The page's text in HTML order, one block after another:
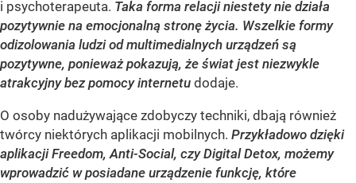
i psychoterapeuta. Taka forma relacji niestety nie działa
pozytywnie na emocjonalną stronę życia. Wszelkie formy
odizolowania ludzi od multimedialnych urządzeń są
pozytywne, ponieważ pokazują, że świat jest niezwykle
atrakcyjny bez pomocy internetu dodaje.
O osoby nadużywające zdobyczy techniki, dbają również
twórcy niektórych aplikacji mobilnych. Przykładowo dzięki
aplikacji Freedom, Anti-Social, czy Digital Detox, możemy
wprowadzić w posiadane urządzenie funkcję, które